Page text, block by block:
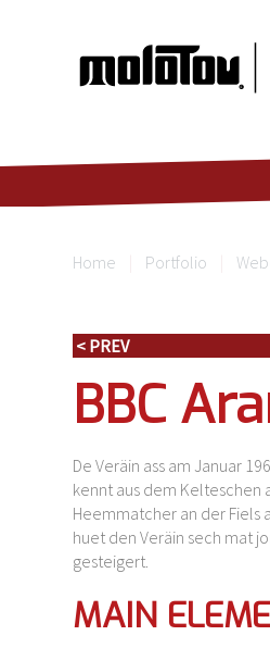
Home Portfolio
< PREV
BBC
De Veräin ass am Januar
kennt aus dem Kelteschen
Heemmatcher an der Fiels
huet den Veräin sech mat
gesteigert.
MAIN